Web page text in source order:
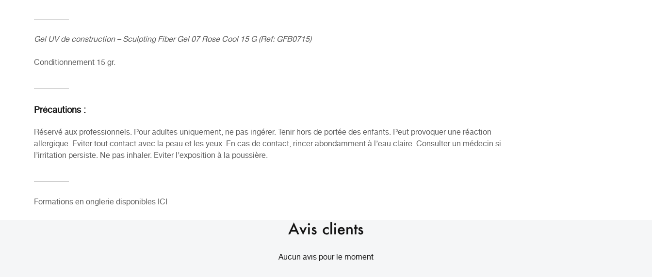
_________
Gel UV de construction – Sculpting Fiber Gel 07 Rose Cool 15 G (Ref: GFB0715)
Conditionnement 15 gr.
_________
Précautions :
Réservé aux professionnels. Pour adultes uniquement, ne pas ingérer. Tenir hors de portée des enfants. Peut provoquer une réaction
allergique. Eviter tout contact avec la peau et les yeux. En cas de contact, rincer abondamment à l’eau claire. Consulter un médecin si
l’irritation persiste. Ne pas inhaler. Eviter l’exposition à la poussière.
_________
Formations en onglerie disponibles ICI
Avis clients
Aucun avis pour le moment